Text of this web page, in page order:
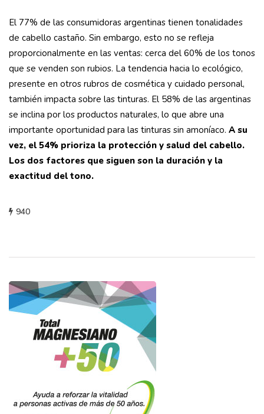
El 77% de las consumidoras argentinas tienen tonalidades
de cabello castaño. Sin embargo, esto no se refleja
proporcionalmente en las ventas: cerca del 60% de los tonos
que se venden son rubios. La tendencia hacia lo ecológico,
presente en otros rubros de cosmética y cuidado personal,
también impacta sobre las tinturas. El 58% de las argentinas
se inclina por los productos naturales, lo que abre una
importante oportunidad para las tinturas sin amoníaco. A su
vez, el 54% prioriza la protección y salud del cabello.
Los dos factores que siguen son la duración y la
exactitud del tono.
940